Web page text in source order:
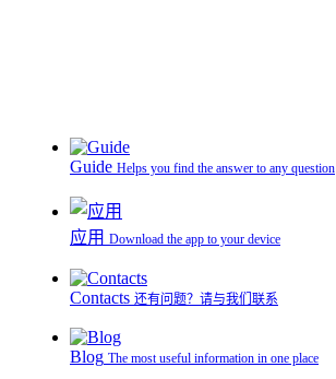
Guide Helps you find the answer to any question
应用 Download the app to your device
Contacts 还有问题？请与我们联系
Blog The most useful information in one place